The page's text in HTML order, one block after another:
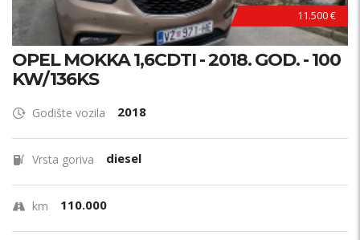
11.500 €
OPEL MOKKA 1,6CDTI - 2018. GOD. - 100
KW/136KS
Godište vozila 2018
Vrsta goriva diesel
km 110.000